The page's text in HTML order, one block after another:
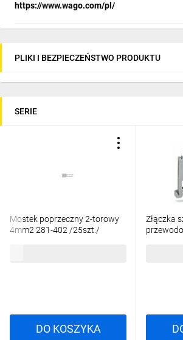
https://www.wago.com/pl/
PLIKI I BEZPIECZEŃSTWO PRODUKTU
SERIE
Mostek poprzeczny 2-torowy
4mm2 281-402 /25szt./
DO KOSZYKA
Złączka